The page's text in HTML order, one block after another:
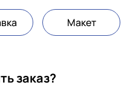
Макет
заказ?